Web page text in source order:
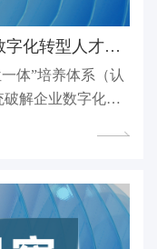
数据人才培养体系：破解企业数字化转型人才困局‌
体”培养体系（认
解企业数字化转